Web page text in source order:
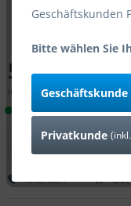
54,99 € *
inkl. MwSt.zzgl.
Lieferzeit 1-4 Tage
Merken
Geschäftskunden
Bitte wählen Sie
Geschäftskunde
Privatkunde